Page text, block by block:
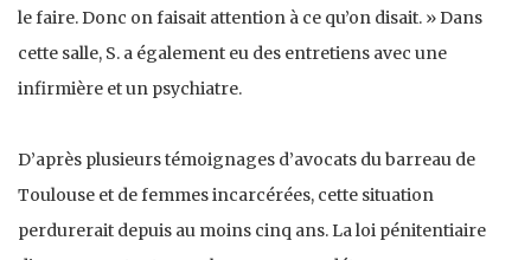
le faire. Donc on faisait attention à ce qu’on disait. » Dans
cette salle, S. a également eu des entretiens avec une
infirmière et un psychiatre.
D’après plusieurs témoignages d’avocats du barreau de
Toulouse et de femmes incarcérées, cette situation
perdurerait depuis au moins cinq ans. La loi pénitentiaire